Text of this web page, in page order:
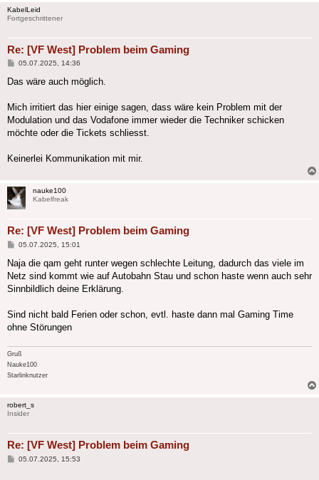
KabelLeid
Fortgeschrittener
Re: [VF West] Problem beim Gaming
Beitrag
05.07.2025, 14:36
Das wäre auch möglich.
Mich irritiert das hier einige sagen, dass wäre kein Problem mit der
Modulation und das Vodafone immer wieder die Techniker schicken
möchte oder die Tickets schliesst.
Keinerlei Kommunikation mit mir.
nauke100
Kabelfreak
Re: [VF West] Problem beim Gaming
Beitrag
05.07.2025, 15:01
Naja die qam geht runter wegen schlechte Leitung, dadurch das viele im
Netz sind kommt wie auf Autobahn Stau und schon haste wenn auch sehr
Sinnbildlich deine Erklärung.
Sind nicht bald Ferien oder schon, evtl. haste dann mal Gaming Time
ohne Störungen
Gruß
Nauke100
Starlinknutzer
robert_s
Insider
Re: [VF West] Problem beim Gaming
Beitrag
05.07.2025, 15:53